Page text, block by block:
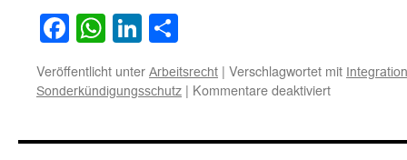
Facebook
WhatsApp
LinkedIn
Veröffentlicht unter Arbeitsrecht | Verschlagwortet mit
Sonderkündigungsschutz | Kommentare deaktiviertfür
als